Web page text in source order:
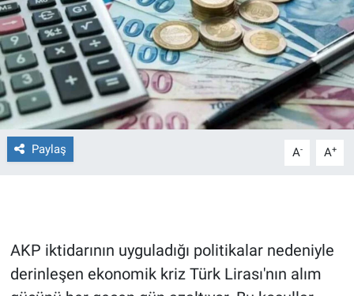
Paylaş A- A+
AKP iktidarının uyguladığı politikalar nedeniyle
derinleşen ekonomik kriz Türk Lirası'nın alım
Gerçeğin İzinde
Gün Başlıyor
Gün Bitiyor
Gün Ortası
Haber